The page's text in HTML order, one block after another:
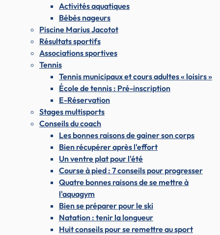
Activités aquatiques
Bébés nageurs
Piscine Marius Jacotot
Résultats sportifs
Associations sportives
Tennis
Tennis municipaux et cours adultes « loisirs »
École de tennis : Pré-inscription
E-Réservation
Stages multisports
Conseils du coach
Les bonnes raisons de gainer son corps
Bien récupérer après l'effort
Un ventre plat pour l'été
Course à pied : 7 conseils pour progresser
Quatre bonnes raisons de se mettre à
l'aquagym
Bien se préparer pour le ski
Natation : tenir la longueur
Huit conseils pour se remettre au sport